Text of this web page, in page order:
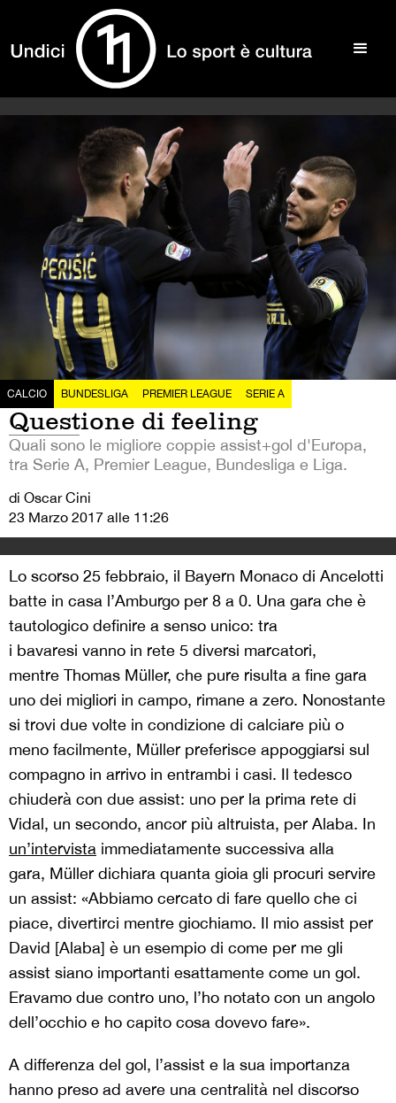
CALCIO BUNDESLIGA PREMIER LEAGUE SERIE A
Questione di feeling
Quali sono le migliore coppie assist+gol d'Europa,
tra Serie A, Premier League, Bundesliga e Liga.
di Oscar Cini
23 Marzo 2017 alle 11:26
Lo scorso 25 febbraio, il Bayern Monaco di Ancelotti
batte in casa l’Amburgo per 8 a 0. Una gara che è
tautologico definire a senso unico: tra
i bavaresi vanno in rete 5 diversi marcatori,
mentre Thomas Müller, che pure risulta a fine gara
uno dei migliori in campo, rimane a zero. Nonostante
si trovi due volte in condizione di calciare più o
meno facilmente, Müller preferisce appoggiarsi sul
compagno in arrivo in entrambi i casi. Il tedesco
chiuderà con due assist: uno per la prima rete di
Vidal, un secondo, ancor più altruista, per Alaba. In
un’intervista immediatamente successiva alla
gara, Müller dichiara quanta gioia gli procuri servire
un assist: «Abbiamo cercato di fare quello che ci
piace, divertirci mentre giochiamo. Il mio assist per
David [Alaba] è un esempio di come per me gli
assist siano importanti esattamente come un gol.
Eravamo due contro uno, l’ho notato con un angolo
dell’occhio e ho capito cosa dovevo fare».
A differenza del gol, l’assist e la sua importanza
hanno preso ad avere una centralità nel discorso